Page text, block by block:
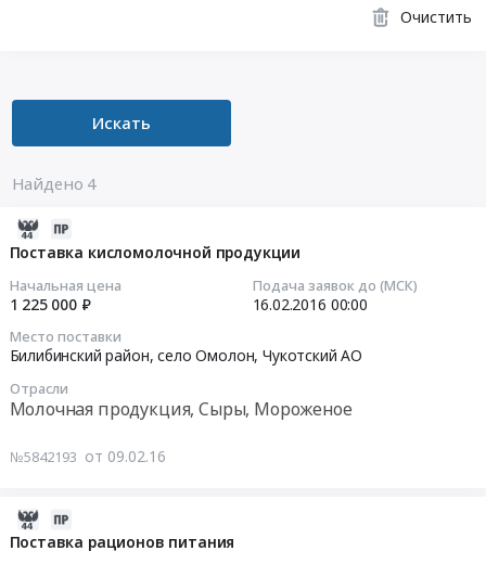
Очистить
Искать
Найдено 4
Поставка кисломолочной продукции
Начальная цена
1 225 000 ₽
Подача заявок до (МСК)
16.02.2016 00:00
Место поставки
Билибинский район, село Омолон,Чукотский АО
Отрасли
Молочная продукция, Сыры, Мороженое
№5842193 от 09.02.16
Поставка рационов питания